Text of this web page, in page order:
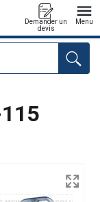
Demander un
devis
Menu